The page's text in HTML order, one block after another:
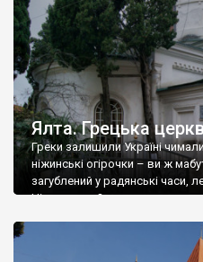
Ялта. Грецька
Греки залишили Україні
ніжинські огірочки – ви ж
загублений у радянські часи,
Ніжин греки?